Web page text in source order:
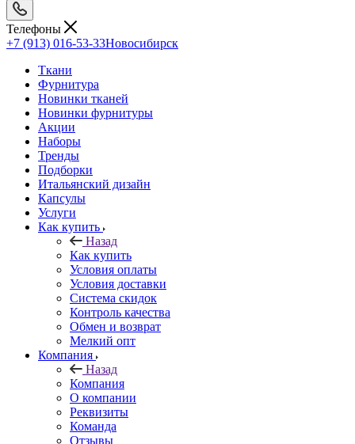
Телефоны
+7 (913) 016-53-33Новосибирск
Ткани
Фурнитура
Новинки тканей
Новинки фурнитуры
Акции
Наборы
Тренды
Подборки
Итальянский дизайн
Капсулы
Услуги
Как купить
Назад
Как купить
Условия оплаты
Условия доставки
Система скидок
Контроль качества
Обмен и возврат
Мелкий опт
Компания
Назад
Компания
О компании
Реквизиты
Команда
Отзывы